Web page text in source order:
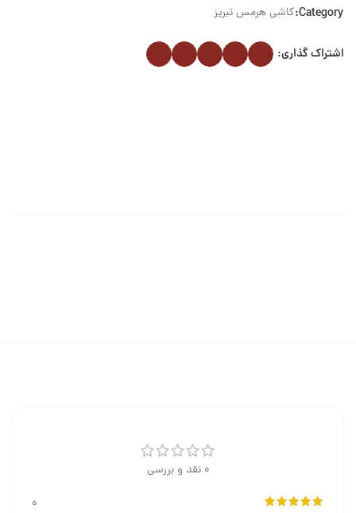
Category: کاشی هرمس تبریز
اشتراک گذاری:
0 نقد و بررسی
0